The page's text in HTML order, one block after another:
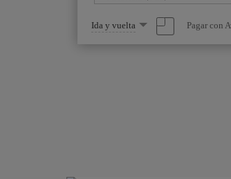
Seleccione
una
opción
Ida y vuelta Pagar con